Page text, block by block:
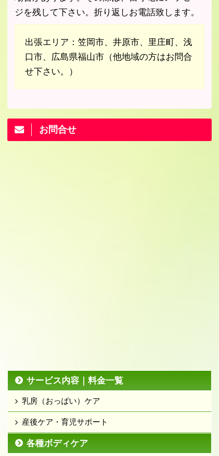
ジを残して下さい。折り返しお電話致します。
出張エリア：笠岡市、井原市、里庄町、浅
口市、広島県福山市（他地域の方はお問合
せ下さい。）
お問合せ
サービス内容｜料金一覧
乳房（おっぱい）ケア
産後ケア・育児サポート
各種ボディケア